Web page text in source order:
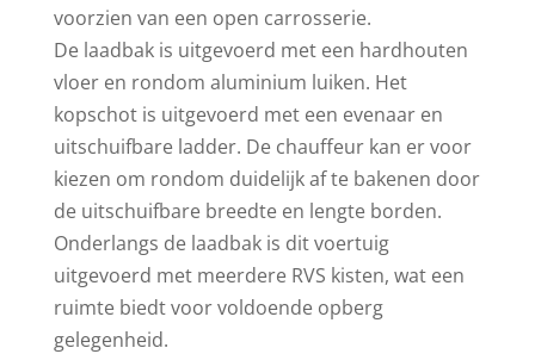
voorzien van een open carrosserie.
De laadbak is uitgevoerd met een hardhouten
vloer en rondom aluminium luiken. Het
kopschot is uitgevoerd met een evenaar en
uitschuifbare ladder. De chauffeur kan er voor
kiezen om rondom duidelijk af te bakenen door
de uitschuifbare breedte en lengte borden.
Onderlangs de laadbak is dit voertuig
uitgevoerd met meerdere RVS kisten, wat een
ruimte biedt voor voldoende opberg
gelegenheid.